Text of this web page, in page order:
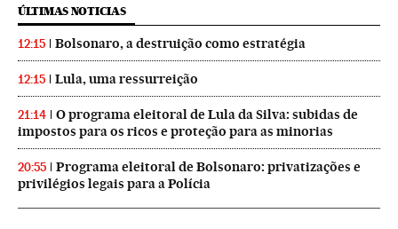
ÚLTIMAS NOTICIAS
12:15 Bolsonaro, a destruição como estratégia
12:15 Lula, uma ressurreição
21:14
O programa eleitoral de Lula da Silva: subidas de
impostos para os ricos e proteção para as minorias
20:55
Programa eleitoral de Bolsonaro: privatizações e
privilégios legais para a Polícia